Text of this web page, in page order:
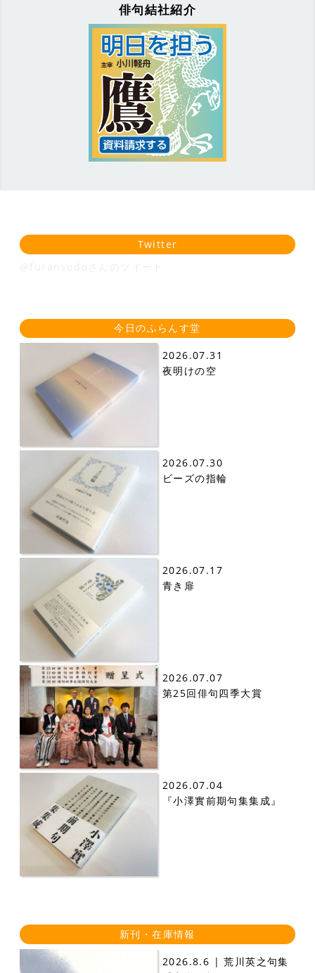
俳句結社紹介
Twitter
今日のふらんす堂
2026.07.31
夜明けの空
2026.07.30
ビーズの指輪
2026.07.17
青き扉
2026.07.07
第25回俳句四季大賞
2026.07.04
『小澤實前期句集集成』
新刊・在庫情報
2026.8.6 | 荒川英之句集